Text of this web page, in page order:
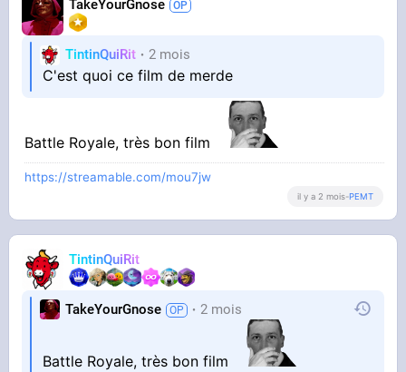
TakeYourGnose
TintinQuiRit 2 mois
C'est quoi ce film de merde
Battle Royale, très bon film
https://streamable.com/mou7jw
il y a 2 mois-PEMT
TintinQuiRit
TakeYourGnose 2 mois
Battle Royale, très bon film